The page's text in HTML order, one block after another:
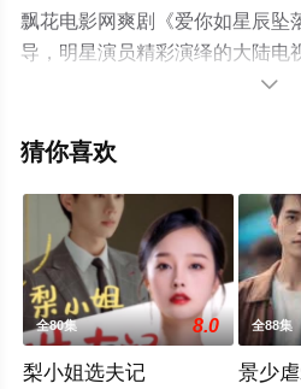
飘花电影网爽剧《爱你如星辰坠
导，明星演员精彩演绎的大陆电
（第21-42集完结），手机免费
剧、电视猫或剧情网等平台了解。

猜你喜欢
全80集 8.0
梨小姐选夫记
全88集
景少